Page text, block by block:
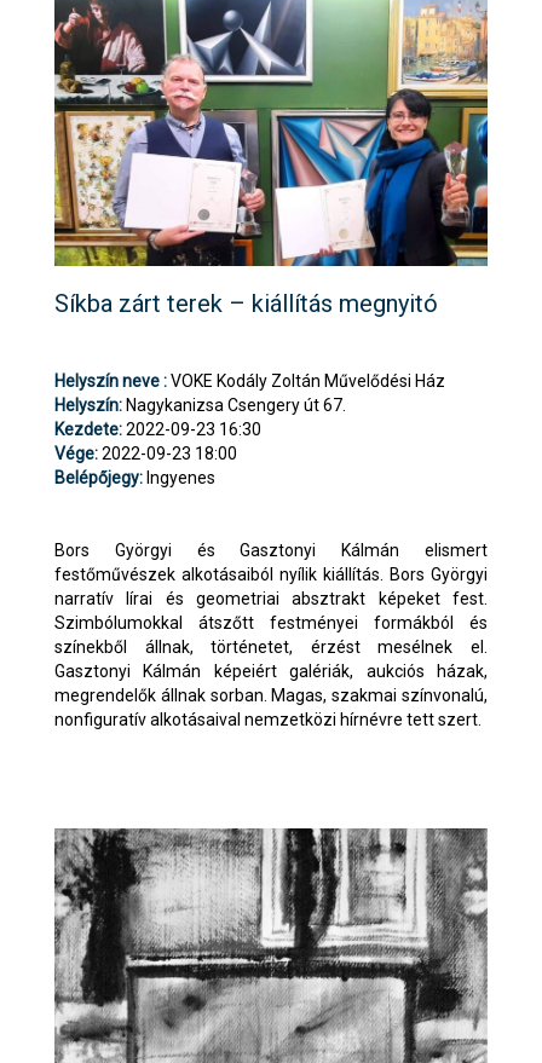
Síkba zárt terek – kiállítás megnyitó
Helyszín neve :VOKE Kodály Zoltán Művelődési Ház
Helyszín: Nagykanizsa Csengery út 67.
Kezdete:2022-09-23 16:30
Vége:2022-09-23 18:00
Belépőjegy: Ingyenes
Bors Györgyi és Gasztonyi Kálmán elismert
festőművészek alkotásaiból nyílik kiállítás. Bors Györgyi
narratív lírai és geometriai absztrakt képeket fest.
Szimbólumokkal átszőtt festményei formákból és
színekből állnak, történetet, érzést mesélnek el.
Gasztonyi Kálmán képeiért galériák, aukciós házak,
megrendelők állnak sorban. Magas, szakmai színvonalú,
nonfiguratív alkotásaival nemzetközi hírnévre tett szert.